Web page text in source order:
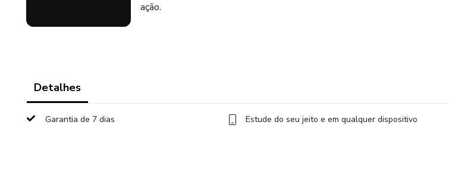
ação.
Detalhes
Garantia de 7 dias Estude do seu jeito e em qualquer dispositivo